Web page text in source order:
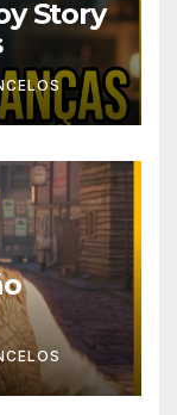
Story